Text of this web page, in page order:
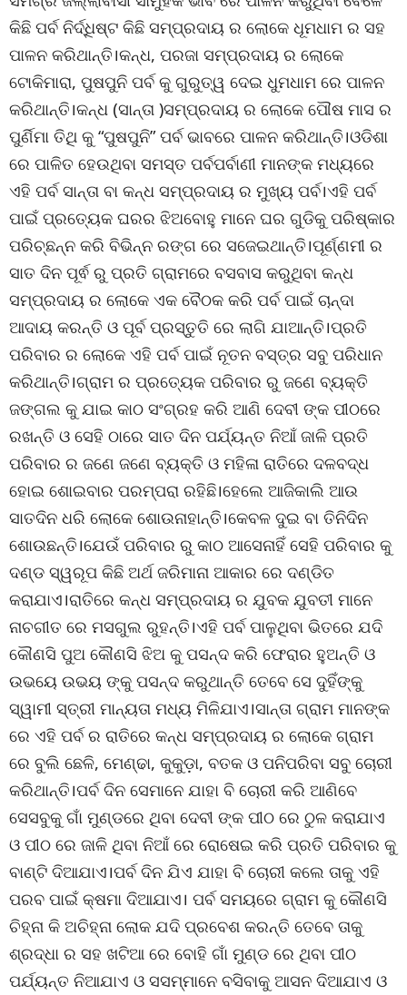
କିଛି ପର୍ବ ନିର୍ଦ୍ଧିଷ୍ଟ କିଛି ସମ୍ପ୍ରଦାୟ ର ଲୋକେ ଧୂମଧାମ ର ସହ
ପାଳନ କରିଥାନ୍ତି।କନ୍ଧ, ପରଜା ସମ୍ପ୍ରଦାୟ ର ଲୋକେ
ଟୋକିମାରା, ପୁଷପୁନି ପର୍ବ କୁ ଗୁରୁତ୍ୱ ଦେଇ ଧୁମଧାମ ରେ ପାଳନ
କରିଥାନ୍ତି।କନ୍ଧ (ସାନ୍ତା )ସମ୍ପ୍ରଦାୟ ର ଲୋକେ ପୌଷ ମାସ ର
ପୁର୍ଣିମା ତିଥି କୁ “ପୁଷପୁନି” ପର୍ବ ଭାବରେ ପାଳନ କରିଥାନ୍ତି।ଓଡିଶା
ରେ ପାଳିତ ହେଉଥିବା ସମସ୍ତ ପର୍ବପର୍ବାଣୀ ମାନଙ୍କ ମଧ୍ୟରେ
ଏହି ପର୍ବ ସାନ୍ତା ବା କନ୍ଧ ସମ୍ପ୍ରଦାୟ ର ମୁଖ୍ୟ ପର୍ବ।ଏହି ପର୍ବ
ପାଇଁ ପ୍ରତ୍ୟେକ ଘରର ଝିଅବୋହୁ ମାନେ ଘର ଗୁଡିକୁ ପରିଷ୍କାର
ପରିଚ୍ଛନ୍ନ କରି ବିଭିନ୍ନ ରଙ୍ଗ ରେ ସଜେଇଥାନ୍ତି।ପୂର୍ଣ୍ଣମୀ ର
ସାତ ଦିନ ପୂର୍ଵ ରୁ ପ୍ରତି ଗ୍ରାମରେ ବସବାସ କରୁଥିବା କନ୍ଧ
ସମ୍ପ୍ରଦାୟ ର ଲୋକେ ଏକ ବୈଠକ କରି ପର୍ବ ପାଇଁ ଚାନ୍ଦା
ଆଦାୟ କରନ୍ତି ଓ ପୂର୍ବ ପ୍ରସ୍ତୁତି ରେ ଲାଗି ଯାଆନ୍ତି।ପ୍ରତି
ପରିବାର ର ଲୋକେ ଏହି ପର୍ବ ପାଇଁ ନୂତନ ବସ୍ତ୍ର ସବୁ ପରିଧାନ
କରିଥାନ୍ତି।ଗ୍ରାମ ର ପ୍ରତ୍ୟେକ ପରିବାର ରୁ ଜଣେ ବ୍ୟକ୍ତି
ଜଙ୍ଗଲ କୁ ଯାଇ କାଠ ସଂଗ୍ରହ କରି ଆଣି ଦେବୀ ଙ୍କ ପୀଠରେ
ରଖନ୍ତି ଓ ସେହି ଠାରେ ସାତ ଦିନ ପର୍ଯ୍ୟନ୍ତ ନିଆଁ ଜାଳି ପ୍ରତି
ପରିବାର ର ଜଣେ ଜଣେ ବ୍ୟକ୍ତି ଓ ମହିଳା ରାତିରେ ଦଳବଦ୍ଧ
ହୋଇ ଶୋଇବାର ପରମ୍ପରା ରହିଛି।ହେଲେ ଆଜିକାଲି ଆଉ
ସାତଦିନ ଧରି ଲୋକେ ଶୋଉନାହାନ୍ତି।କେବଳ ଦୁଇ ବା ତିନିଦିନ
ଶୋଉଛନ୍ତି।ଯେଉଁ ପରିବାର ରୁ କାଠ ଆସେନାହିଁ ସେହି ପରିବାର କୁ
ଦଣ୍ଡ ସ୍ୱରୂପ କିଛି ଅର୍ଥ ଜରିମାନା ଆକାର ରେ ଦଣ୍ଡିତ
କରାଯାଏ।ରାତିରେ କନ୍ଧ ସମ୍ପ୍ରଦାୟ ର ଯୁବକ ଯୁବତୀ ମାନେ
ନାଚଗୀତ ରେ ମସଗୁଲ ରୁହନ୍ତି।ଏହି ପର୍ବ ପାଳୁଥିବା ଭିତରେ ଯଦି
କୌଣସି ପୁଅ କୌଣସି ଝିଅ କୁ ପସନ୍ଦ କରି ଫେରାର ହୁଅନ୍ତି ଓ
ଉଭୟେ ଉଭୟ ଙ୍କୁ ପସନ୍ଦ କରୁଥାନ୍ତି ତେବେ ସେ ଦୁହିଁଙ୍କୁ
ସ୍ୱାମୀ ସ୍ତ୍ରୀ ମାନ୍ୟତା ମଧ୍ୟ ମିଳିଯାଏ।ସାନ୍ତା ଗ୍ରାମ ମାନଙ୍କ
ରେ ଏହି ପର୍ବ ର ରାତିରେ କନ୍ଧ ସମ୍ପ୍ରଦାୟ ର ଲୋକେ ଗ୍ରାମ
ରେ ବୁଲି ଛେଳି, ମେଣ୍ଢା, କୁକୁଡ଼ା, ବତକ ଓ ପନିପରିବା ସବୁ ଚୋରୀ
କରିଥାନ୍ତି।ପର୍ବ ଦିନ ସେମାନେ ଯାହା ବି ଚୋରୀ କରି ଆଣିବେ
ସେସବୁକୁ ଗାଁ ମୁଣ୍ଡରେ ଥିବା ଦେବୀ ଙ୍କ ପୀଠ ରେ ଠୁଳ କରାଯାଏ
ଓ ପୀଠ ରେ ଜାଳି ଥିବା ନିଆଁ ରେ ରୋଷେଇ କରି ପ୍ରତି ପରିବାର କୁ
ବାଣ୍ଟି ଦିଆଯାଏ।ପର୍ବ ଦିନ ଯିଏ ଯାହା ବି ଚୋରୀ କଲେ ତାକୁ ଏହି
ପରବ ପାଇଁ କ୍ଷମା ଦିଆଯାଏ। ପର୍ବ ସମୟରେ ଗ୍ରାମ କୁ କୌଣସି
ଚିହ୍ନା କି ଅଚିହ୍ନା ଲୋକ ଯଦି ପ୍ରବେଶ କରନ୍ତି ତେବେ ତାକୁ
ଶ୍ରଦ୍ଧା ର ସହ ଖଟିଆ ରେ ବୋହି ଗାଁ ମୁଣ୍ଡ ରେ ଥିବା ପୀଠ
ପର୍ଯ୍ୟନ୍ତ ନିଆଯାଏ ଓ ସସମ୍ମାନେ ବସିବାକୁ ଆସନ ଦିଆଯାଏ ଓ